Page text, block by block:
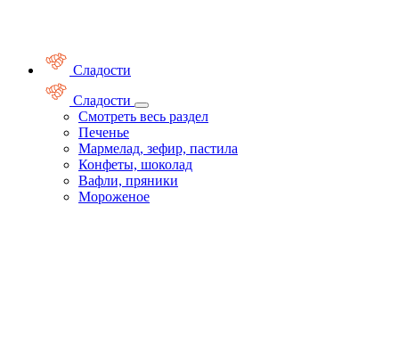
Сладости
Сладости
Смотреть весь раздел
Печенье
Мармелад, зефир, пастила
Конфеты, шоколад
Вафли, пряники
Мороженое